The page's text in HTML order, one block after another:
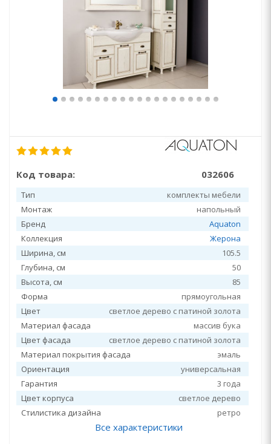
Код товара: 032606
Тип
комплекты мебели
Монтаж
напольный
Бренд
Aquaton
Коллекция
Жерона
Ширина, см
105.5
Глубина, см
50
Высота, см
85
Форма
прямоугольная
Цвет
светлое дерево с патиной золота
Материал фасада
массив бука
Цвет фасада
светлое дерево с патиной золота
Материал покрытия фасада
эмаль
Ориентация
универсальная
Гарантия
3 года
Цвет корпуса
светлое дерево
Стилистика дизайна
ретро
Все характеристики